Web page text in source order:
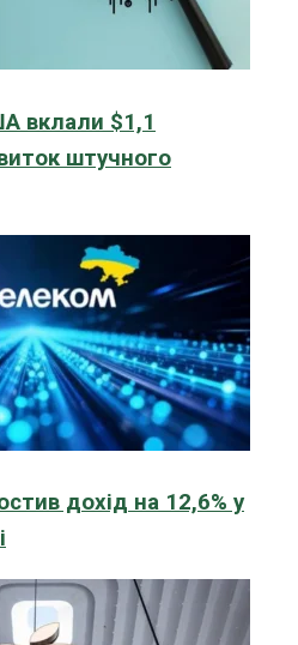
вклали $1,1
штучного
дохід на 12,6% у